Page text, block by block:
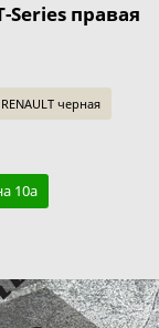
Series правая
черная
10а